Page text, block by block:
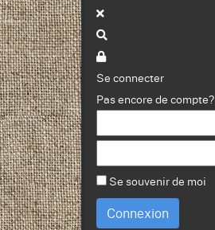
Se connecter
Pas encore de compte?
Se souvenir de moi
Connexion